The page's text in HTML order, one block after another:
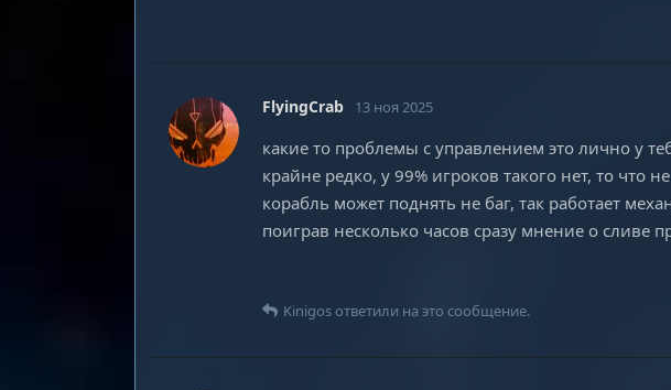
FlyingCrab 13 ноя 2025
какие то проблемы с управлением это лично у
крайне редко, у 99% игроков такого нет, то что
корабль может поднять не баг, так работает
поиграв несколько часов сразу мнение о сливе
Kinigos ответили на это сообщение.